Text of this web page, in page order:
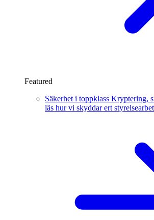
Featured
Säkerhet i toppklass Kryptering,
läs hur vi skyddar ert